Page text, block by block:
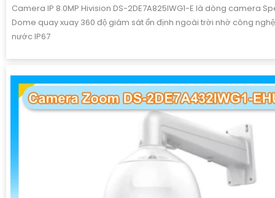
Camera IP 8.0MP Hivision DS-2DE7A825IWG1-E là dòng camera
Dome quay xuay 360 độ giám sát ổn định ngoài trời nhờ công
nước IP67